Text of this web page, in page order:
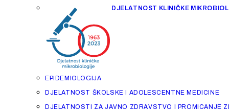
DJELATNOST KLINIČKE
EPIDEMIOLOGIJA
DJELATNOST ŠKOLSKE I ADOLESCENTNE MEDICINE
DJELATNOSTI ZA JAVNO ZDRAVSTVO I PROMICANJE